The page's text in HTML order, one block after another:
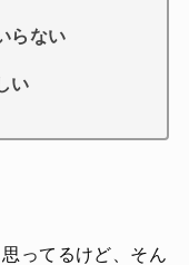
らない
い
ってるけど、そん